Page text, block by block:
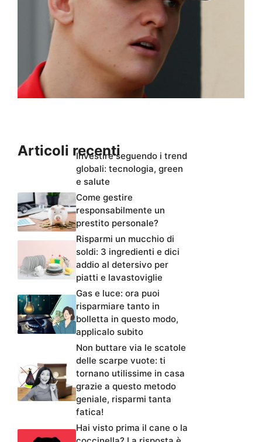
Articoli recentiInvestire seguendo i trend
globali: tecnologia, green
e salute
Come gestire
responsabilmente un
prestito personale?
Risparmi un mucchio di
soldi: 3 ingredienti e dici
addio al detersivo per
piatti e lavastoviglie
Gas e luce: ora puoi
risparmiare tanto in
bolletta in questo modo,
applicalo subito
Non buttare via le scatole
delle scarpe vuote: ti
tornano utilissime in casa
grazie a questo metodo
geniale, risparmi tanta
fatica!
Hai visto prima il cane o la